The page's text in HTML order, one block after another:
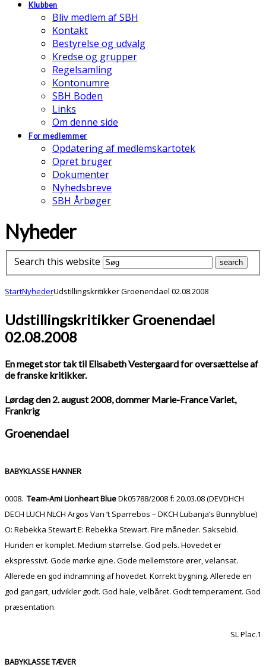
Klubben
Bliv medlem af SBH
Kontakt
Bestyrelse og udvalg
Kredse og grupper
Regelsamling
Kontonumre
SBH Boden
Links
Om denne side
For medlemmer
Opdatering af medlemskartotek
Opret bruger
Dokumenter
Nyhedsbreve
SBH Årbøger
Nyheder
Search this website
StartNyhederUdstillingskritikker Groenendael 02.08.2008
Udstillingskritikker Groenendael
02.08.2008
En meget stor tak til Elisabeth Vestergaard for oversættelse af
de franske kritikker.
Lørdag den 2. august 2008, dommer Marie-France Varlet,
Frankrig
Groenendael
BABYKLASSE HANNER
0008. Team-Ami Lionheart BlueDk05788/2008 f: 20.03.08 (DEVDHCH
DECH LUCH NLCH Argos Van ‘t Sparrebos – DKCH Lubanja’s Bunnyblue)
O: Rebekka Stewart E: Rebekka Stewart. Fire måneder. Saksebid.
Hunden er komplet. Medium størrelse. God pels. Hovedet er
ekspressivt. Gode mørke øjne. Gode mellemstore ører, velansat.
Allerede en god indramning af hovedet. Korrekt bygning. Allerede en
god gangart, udvikler godt. God hale, velbåret. Godt temperament. God
præsentation.
SL Plac.1
BABYKLASSE TÆVER